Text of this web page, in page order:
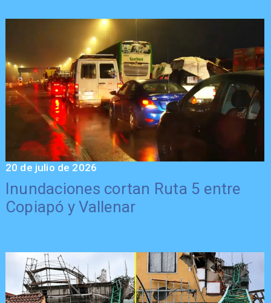
Inundaciones cortan Ruta 5 entre
Copiapó y Vallenar
20 de julio de 2026